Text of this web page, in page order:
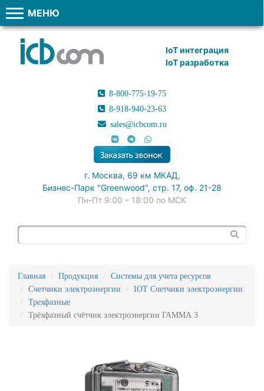
МЕНЮ
IoT интеграция
IoT разработка
8-800-775-19-75
8-918-940-23-63
sales@icbcom.ru
г. Москва, 69 км МКАД,
Бизнес-Парк "Greenwood", стр. 17, оф. 21-28
Пн-Пт 9:00 – 18:00 по МСК
Главная Продукция
Системы для учета ресурсов
Счетчики электроэнергии
IOT Счетчики электроэнергии
Трехфазные
Трёхфазный счётчик электроэнергии ГАММА 3